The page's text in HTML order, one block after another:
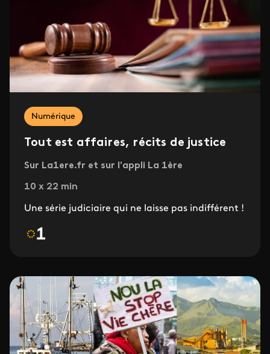
Numérique
Tout est affaires, récits de justice
Sur La1ere.fr et sur l'appli La 1ère
10 x 22 min
Une série judiciaire qui ne laisse pas indifférent !